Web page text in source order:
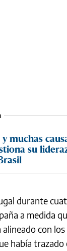
muchas
su
durante
a medida
con
había